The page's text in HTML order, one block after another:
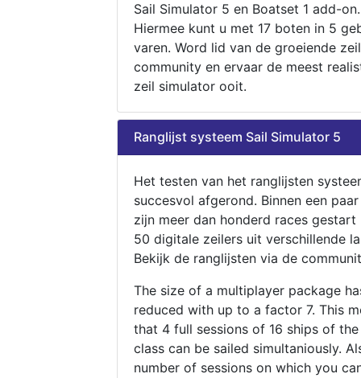
Sail Simulator 5 en Boatset 1 add-on.
Hiermee kunt u met 17 boten in 5
varen. Word lid van de groeiende zeil
community en ervaar de meest
zeil simulator ooit.
Ranglijst systeem Sail Simulator 5
Het testen van het ranglijsten
succesvol afgerond. Binnen een
zijn meer dan honderd races gestart
50 digitale zeilers uit verschillende
Bekijk de ranglijsten via de
The size of a multiplayer package
reduced with up to a factor 7. This
that 4 full sessions of 16 ships of
class can be sailed simultaniously.
number of sessions on which you